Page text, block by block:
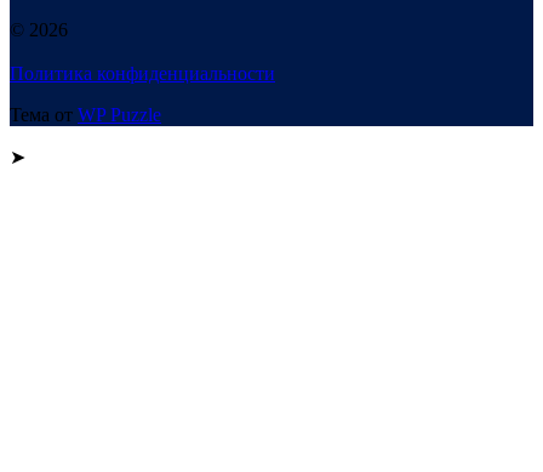
© 2026
Политика конфиденциальности
Тема от WP Puzzle
➤